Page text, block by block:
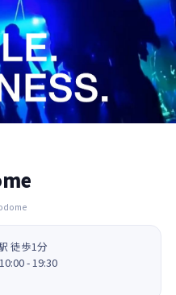
徒歩1分
- 19:30